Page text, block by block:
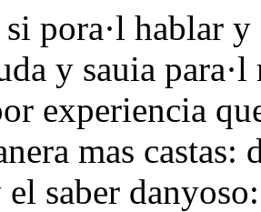
pora·l hablar y
y sauia
experiencia
mas castas:
el saber